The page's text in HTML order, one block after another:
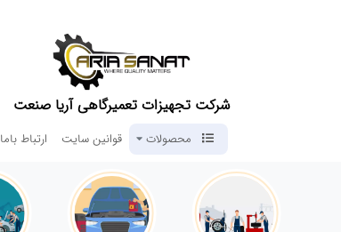
شرکت تجهیزات تعمیرگاهی آریا صنعت
محصولات قوانین سایت ارتباط باما